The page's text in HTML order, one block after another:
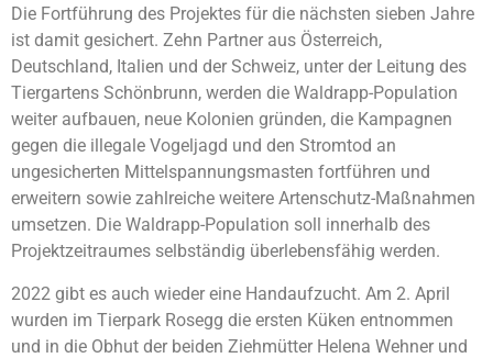
Die Fortführung des Projektes für die nächsten sieben Jahre
ist damit gesichert. Zehn Partner aus Österreich,
Deutschland, Italien und der Schweiz, unter der Leitung des
Tiergartens Schönbrunn, werden die Waldrapp-Population
weiter aufbauen, neue Kolonien gründen, die Kampagnen
gegen die illegale Vogeljagd und den Stromtod an
ungesicherten Mittelspannungsmasten fortführen und
erweitern sowie zahlreiche weitere Artenschutz-Maßnahmen
umsetzen. Die Waldrapp-Population soll innerhalb des
Projektzeitraumes selbständig überlebensfähig werden.
2022 gibt es auch wieder eine Handaufzucht. Am 2. April
wurden im Tierpark Rosegg die ersten Küken entnommen
und in die Obhut der beiden Ziehmütter Helena Wehner und